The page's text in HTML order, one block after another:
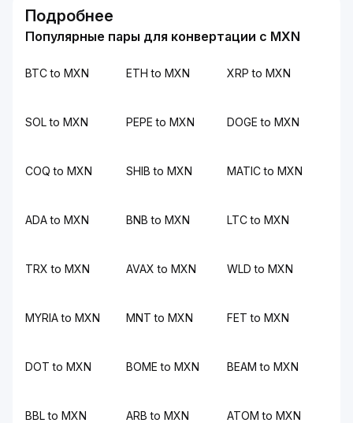
Подробнее
Популярные пары для конвертации с MXN
BTC to MXN ETH to MXN XRP to MXN
SOL to MXN PEPE to MXN DOGE to MXN
COQ to MXN SHIB to MXN MATIC to MXN
ADA to MXN BNB to MXN LTC to MXN
TRX to MXN AVAX to MXN WLD to MXN
MYRIA to MXN MNT to MXN FET to MXN
DOT to MXN BOME to MXN BEAM to MXN
BBL to MXN ARB to MXN ATOM to MXN